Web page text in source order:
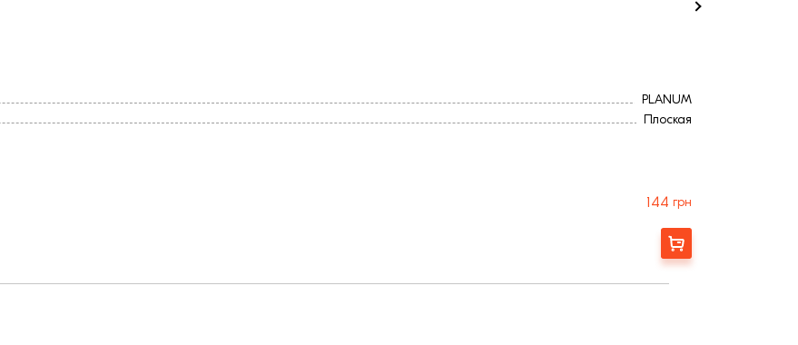
PLANUM
Плоская
144 грн
Купити